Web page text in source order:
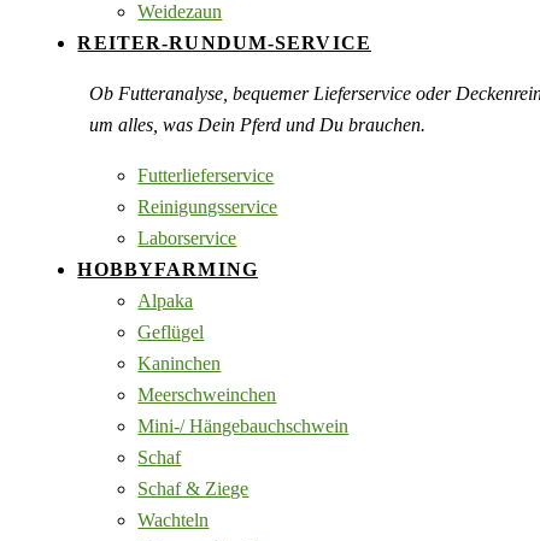
Weidezaun
REITER-RUNDUM-SERVICE
Ob Futteranalyse, bequemer Lieferservice oder
um alles, was Dein Pferd und Du brauchen.
Futterlieferservice
Reinigungsservice
Laborservice
HOBBYFARMING
Alpaka
Geflügel
Kaninchen
Meerschweinchen
Mini-/ Hängebauchschwein
Schaf
Schaf & Ziege
Wachteln